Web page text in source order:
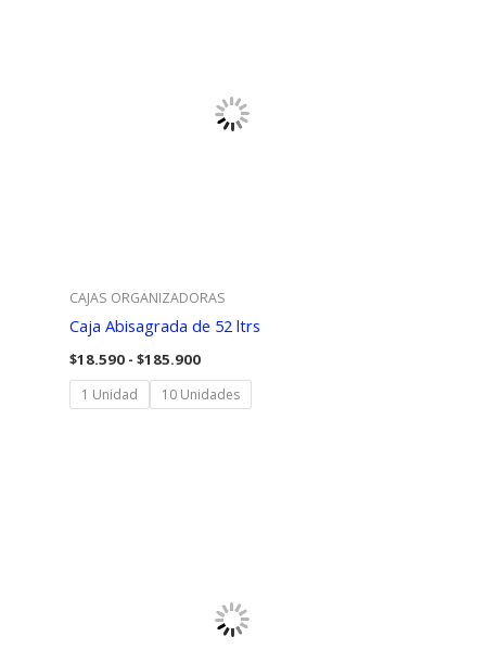
CAJAS ORGANIZADORAS
Caja Abisagrada de 52 ltrs
$18.590 - $185.900Rango
precios:
desde
1 Unidad 10 Unidades